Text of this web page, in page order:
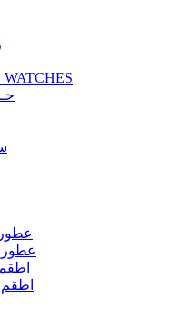
عطور